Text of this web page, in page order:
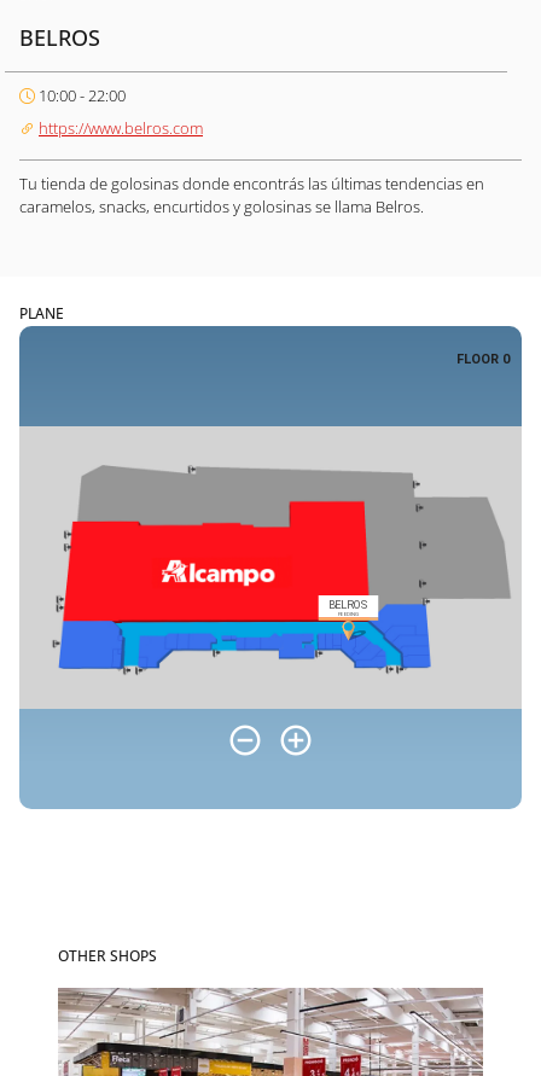
BELROS
10:00 - 22:00
https://www.belros.com
Tu tienda de golosinas donde encontrás las últimas tendencias en
caramelos, snacks, encurtidos y golosinas se llama Belros.
PLANE
OTHER SHOPS